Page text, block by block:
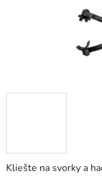
Kliešte na svorky a